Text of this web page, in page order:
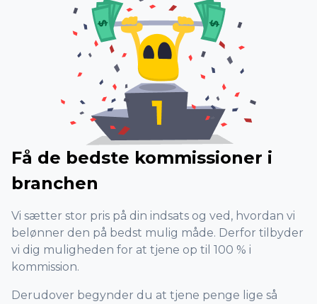
Få de bedste kommissioner i
branchen
Vi sætter stor pris på din indsats og ved, hvordan vi
belønner den på bedst mulig måde. Derfor tilbyder
vi dig muligheden for at tjene op til 100 % i
kommission.
Derudover begynder du at tjene penge lige så